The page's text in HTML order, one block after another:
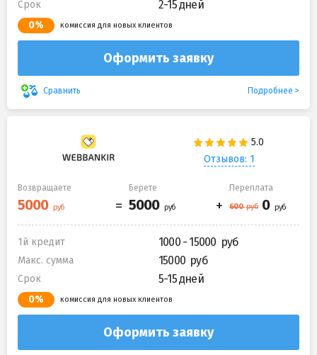
Срок 2-15 дней
0% комиссия для новых клиентов
Оформить заявку
Сравнить Подробнее
Отзывов: 1
Возвращаете Берете Переплата
1й кредит 1000 - 15000
Макс. сумма 15000
Срок 5-15 дней
0% комиссия для новых клиентов
Оформить заявку